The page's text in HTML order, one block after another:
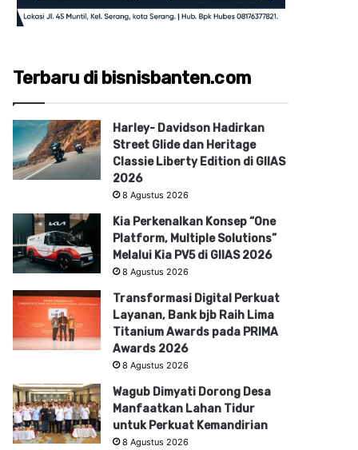
Terbaru di bisnisbanten.com
Harley- Davidson Hadirkan
Street Glide dan Heritage
Classie Liberty Edition di GIIAS
2026
8 Agustus 2026
Kia Perkenalkan Konsep “One
Platform, Multiple Solutions”
Melalui Kia PV5 di GIIAS 2026
8 Agustus 2026
Transformasi Digital Perkuat
Layanan, Bank bjb Raih Lima
Titanium Awards pada PRIMA
Awards 2026
8 Agustus 2026
Wagub Dimyati Dorong Desa
Manfaatkan Lahan Tidur
untuk Perkuat Kemandirian
8 Agustus 2026